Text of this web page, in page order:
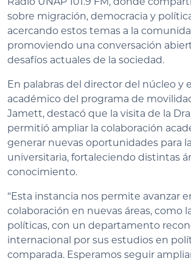
sobre migración, democracia y
acercando estos temas a la
promoviendo una conversación
desafíos actuales de la sociedad.
En palabras del director del núcleo y
académico del programa de
Jamett, destacó que la visita de la
permitió ampliar la colaboración
generar nuevas oportunidades para
universitaria, fortaleciendo distintas
conocimiento.
“Esta instancia nos permite avanzar
colaboración en nuevas áreas, como
políticas, con un departamento
internacional por sus estudios en
comparada. Esperamos seguir